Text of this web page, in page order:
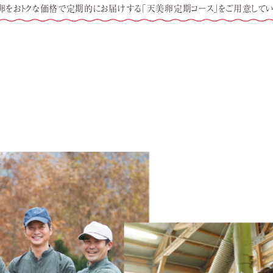
をおトクな価格で定期的にお届けする「天美卵定期コース」をご用意してい